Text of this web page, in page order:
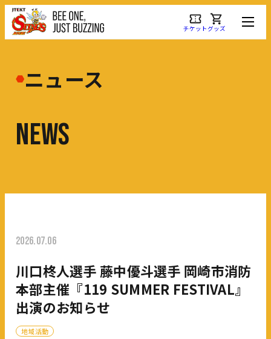
チケットグッズ
ニュース
NEWS
2026.07.06
川口柊人選手 藤中優斗選手 岡崎市消防
本部主催『119 SUMMER FESTIVAL』
出演のお知らせ
地域活動